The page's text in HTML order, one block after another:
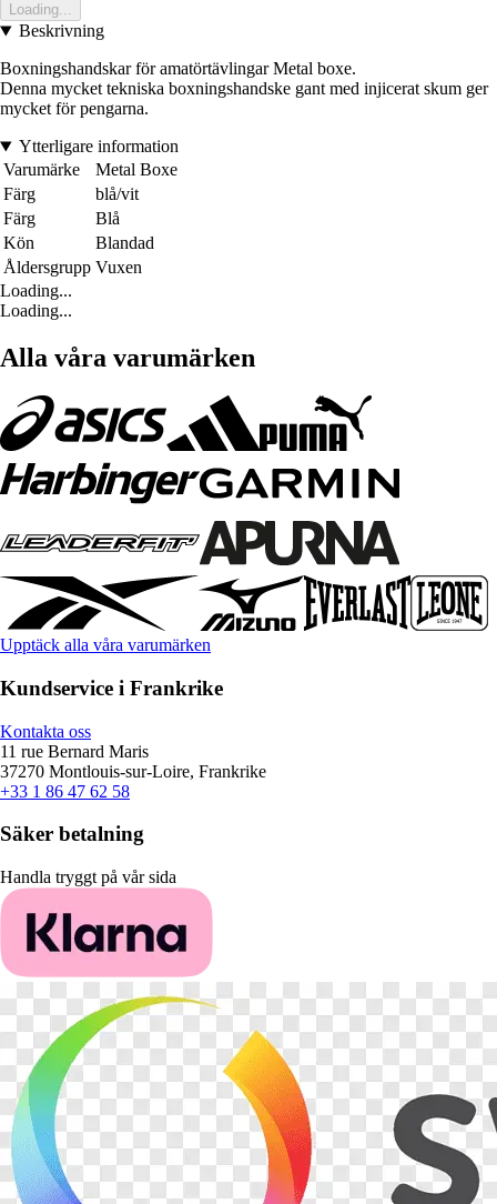
Loading...
Beskrivning
Boxningshandskar för amatörtävlingar Metal boxe.
Denna mycket tekniska boxningshandske gant med injicerat skum ger
mycket för pengarna.
Ytterligare information
Varumärke
Metal Boxe
Färg
blå/vit
Färg
Blå
Kön
Blandad
Åldersgrupp Vuxen
Loading...
Loading...
Alla våra varumärken
Upptäck alla våra varumärken
Kundservice i Frankrike
Kontakta oss
11 rue Bernard Maris
37270 Montlouis-sur-Loire, Frankrike
+33 1 86 47 62 58
Säker betalning
Handla tryggt på vår sida